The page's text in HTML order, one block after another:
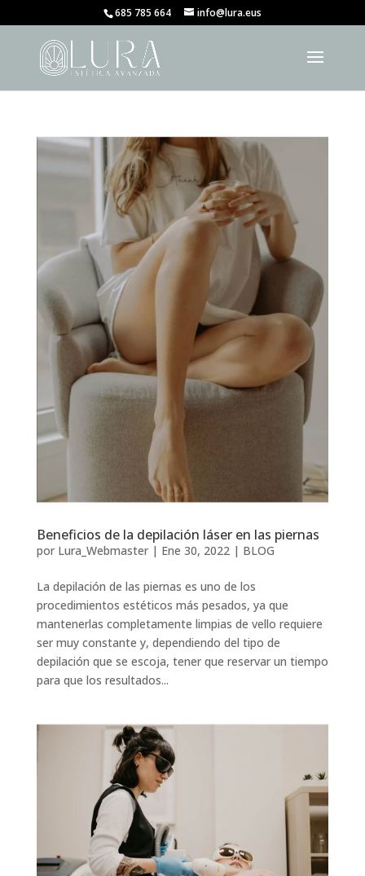
685 785 664 info@lura.eus
Beneficios de la depilación láser en las piernas
por Lura_Webmaster| Ene 30, 2022| BLOG
La depilación de las piernas es uno de los
procedimientos estéticos más pesados, ya que
mantenerlas completamente limpias de vello requiere
ser muy constante y, dependiendo del tipo de
depilación que se escoja, tener que reservar un tiempo
para que los resultados...